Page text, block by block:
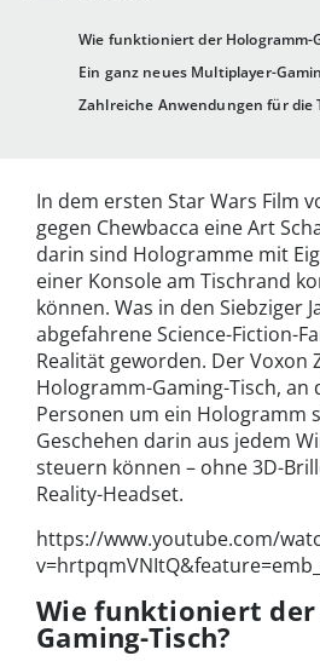
Wie funktioniert der Hologramm-
Ein ganz neues Multiplayer-
Zahlreiche Anwendungen für die
In dem ersten Star Wars Film
gegen Chewbacca eine Art
darin sind Hologramme mit
einer Konsole am Tischrand
können. Was in den Siebziger
abgefahrene Science-Fiction-
Realität geworden. Der Voxon
Hologramm-Gaming-Tisch, an
Personen um ein Hologramm
Geschehen darin aus jedem
steuern können – ohne 3D-
Reality-Headset.
https://www.youtube.com/
Wie funktioniert
Gaming-Tisch?